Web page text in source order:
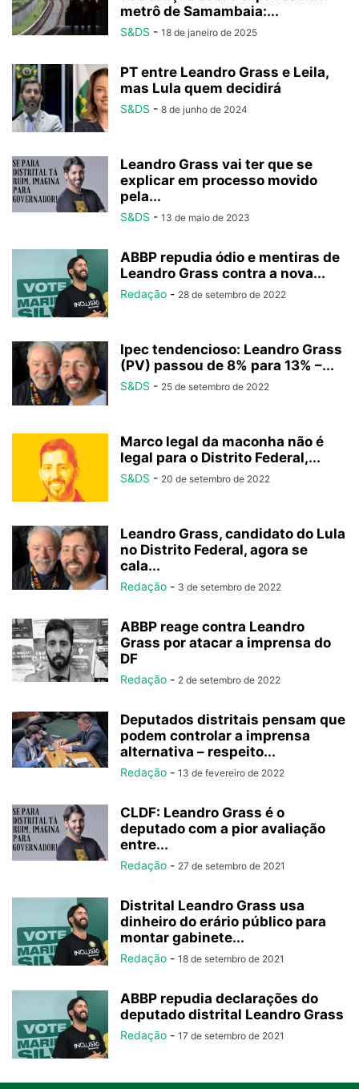
metrô de Samambaia:...
S&DS - 18 de janeiro de 2025
PT entre Leandro Grass e Leila,
mas Lula quem decidirá
S&DS - 8 de junho de 2024
Leandro Grass vai ter que se
explicar em processo movido
pela...
S&DS - 13 de maio de 2023
ABBP repudia ódio e mentiras de
Leandro Grass contra a nova...
Redação - 28 de setembro de 2022
Ipec tendencioso: Leandro Grass
(PV) passou de 8% para 13% –...
S&DS - 25 de setembro de 2022
Marco legal da maconha não é
legal para o Distrito Federal,...
S&DS - 20 de setembro de 2022
Leandro Grass, candidato do Lula
no Distrito Federal, agora se
cala...
Redação - 3 de setembro de 2022
ABBP reage contra Leandro
Grass por atacar a imprensa do
DF
Redação - 2 de setembro de 2022
Deputados distritais pensam que
podem controlar a imprensa
alternativa – respeito...
Redação - 13 de fevereiro de 2022
CLDF: Leandro Grass é o
deputado com a pior avaliação
entre...
Redação - 27 de setembro de 2021
Distrital Leandro Grass usa
dinheiro do erário público para
montar gabinete...
Redação - 18 de setembro de 2021
ABBP repudia declarações do
deputado distrital Leandro Grass
Redação - 17 de setembro de 2021